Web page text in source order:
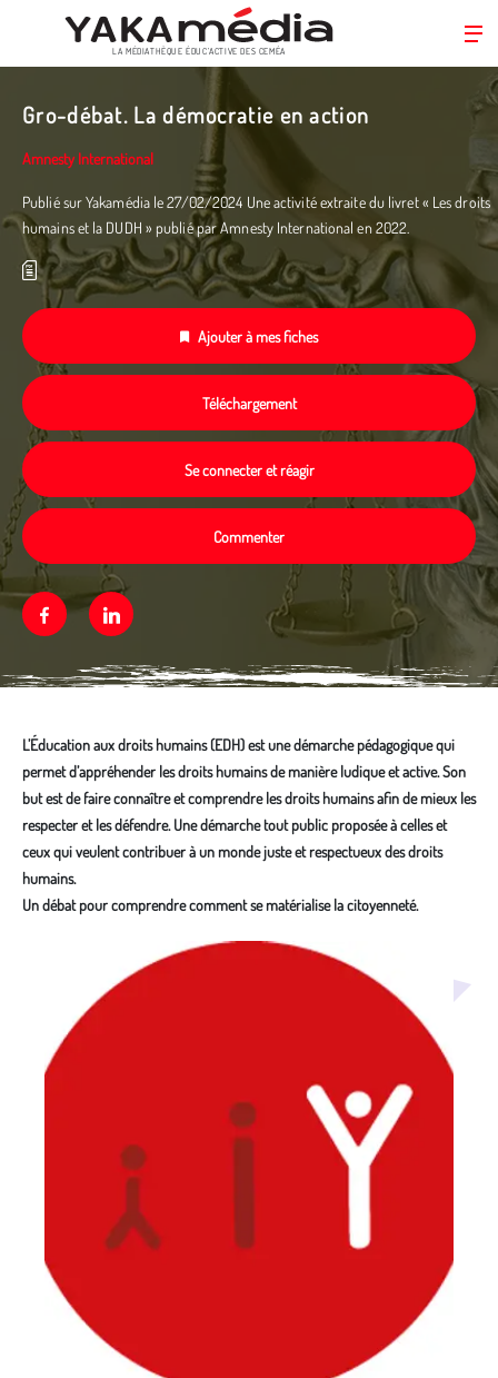
principal
LA MÉDIATHÈQUE ÉDUC’ACTIVE DES CEMÉA
Gro-débat. La démocratie en action
Amnesty International
Publié sur Yakamédia le 27/02/2024 Une activité extraite du livret « Les droits
humains et la DUDH » publié par Amnesty International en 2022.­
Ajouter à mes fiches
Téléchargement
Se connecter et réagir
Commenter
FacebookLinkedin
L’Éducation aux droits humains (EDH) est une démarche pédagogique qui
permet d’appréhender les droits humains de manière ludique et active. Son
but est de faire connaître et comprendre les droits humains afin de mieux les
respecter et les défendre. Une démarche tout public proposée à celles et
ceux qui veulent contribuer à un monde juste et respectueux des droits
humains.
Un débat pour comprendre comment se matérialise la citoyenneté.